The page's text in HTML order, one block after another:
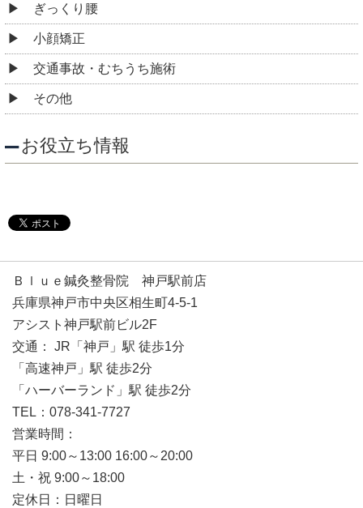
ぎっくり腰
小顔矯正
交通事故・むちうち施術
その他
お役立ち情報
Ｂｌｕｅ鍼灸整骨院 神戸駅前店
兵庫県神戸市中央区相生町4-5-1
アシスト神戸駅前ビル2F
交通： JR「神戸」駅 徒歩1分
「高速神戸」駅 徒歩2分
「ハーバーランド」駅 徒歩2分
TEL：078-341-7727
営業時間：
平日 9:00～13:00 16:00～20:00
土・祝 9:00～18:00
定休日：日曜日